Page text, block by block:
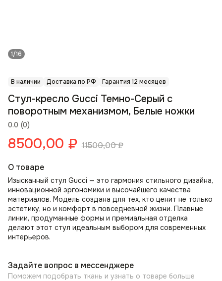
1/16
В наличии Доставка по РФ Гарантия 12 месяцев
0.0 (0)
Стул-кресло Gucci Темно-Серый с
поворотным механизмом, Белые ножки
8500,00 ₽ 11500,00₽
О товаре
Изысканный стул Gucci — это гармония стильного дизайна,
инновационной эргономики и высочайшего качества
материалов. Модель создана для тех, кто ценит не только
эстетику, но и комфорт в повседневной жизни. Плавные
линии, продуманные формы и премиальная отделка
делают этот стул идеальным выбором для современных
интерьеров.
Задайте вопрос в мессенджере
Поможем подобрать ткань и узнать о товаре больше